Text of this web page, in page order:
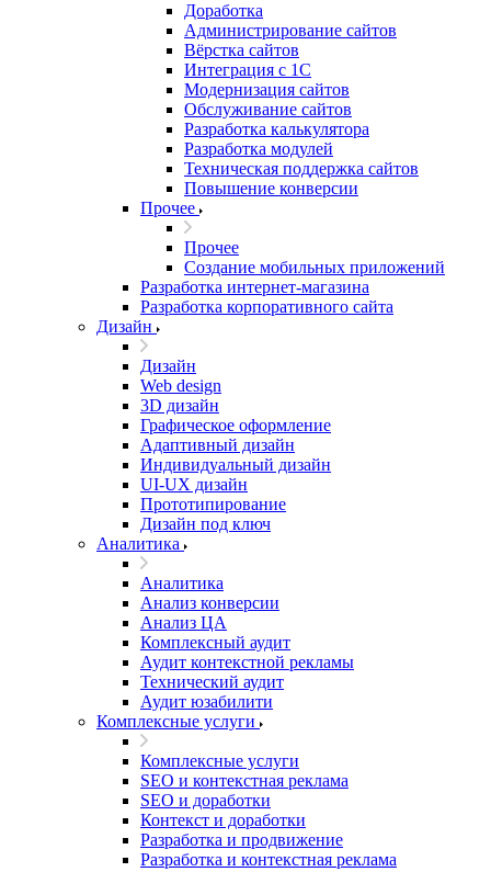
Доработка
Администрирование сайтов
Вёрстка сайтов
Интеграция с 1С
Модернизация сайтов
Обслуживание сайтов
Разработка калькулятора
Разработка модулей
Техническая поддержка сайтов
Повышение конверсии
Прочее
Прочее
Создание мобильных приложений
Разработка интернет-магазина
Разработка корпоративного сайта
Дизайн
Дизайн
Web design
3D дизайн
Графическое оформление
Адаптивный дизайн
Индивидуальный дизайн
UI‑UX дизайн
Прототипирование
Дизайн под ключ
Аналитика
Аналитика
Анализ конверсии
Анализ ЦА
Комплексный аудит
Аудит контекстной рекламы
Технический аудит
Аудит юзабилити
Комплексные услуги
Комплексные услуги
SEO и контекстная реклама
SEO и доработки
Контекст и доработки
Разработка и продвижение
Разработка и контекстная реклама